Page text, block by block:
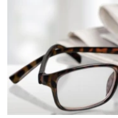
ВІДЕОУРОКИ «ELIFBE»
СВІДЧЕННЯ ОКУПАЦІЇ
УКРАЇНСЬКА ПРОБЛЕМА
ІНФОГРАФІКА
ЯК ОБІЙТИ
Русский
Qırımtatar
ДОЛУЧАЙСЯ!